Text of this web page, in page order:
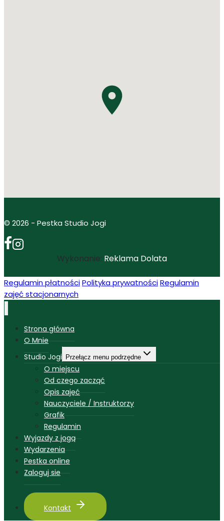
© 2026 - Pestka Studio Jogi
Wykonanie: Reklama Dolata
Regulamin płatnościPolityka prywatnościRegulamin
zajęć stacjonarnych
Strona główna
O Mnie
Studio Jogi
Przełącz menu podrzędne
O miejscu
Od czego zacząć
Opis zajęć
Nauczyciele / Instruktorzy
Grafik
Regulamin
Wyjazdy z jogą
Wydarzenia
Pestka online
Zaloguj sie
Kontakt